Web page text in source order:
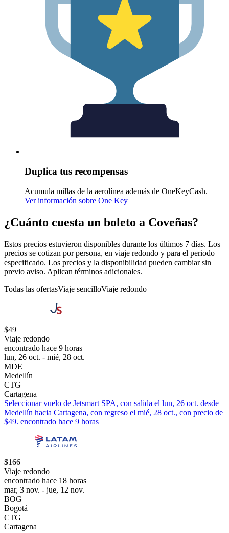
Duplica tus recompensas
Acumula millas de la aerolínea además de OneKeyCash.
Ver información sobre One Key
¿Cuánto cuesta un boleto a Coveñas?
Estos precios estuvieron disponibles durante los últimos 7 días. Los
precios se cotizan por persona, en viaje redondo y para el periodo
especificado. Los precios y la disponibilidad pueden cambiar sin
previo aviso. Aplican términos adicionales.
Todas las ofertasViaje sencilloViaje redondo
$49
Viaje redondo
encontrado hace 9 horas
lun, 26 oct. - mié, 28 oct.
MDE
Medellín
CTG
Cartagena
Seleccionar vuelo de Jetsmart SPA, con salida el lun, 26 oct. desde
Medellín hacia Cartagena, con regreso el mié, 28 oct., con precio de
$49. encontrado hace 9 horas
$166
Viaje redondo
encontrado hace 18 horas
mar, 3 nov. - jue, 12 nov.
BOG
Bogotá
CTG
Cartagena